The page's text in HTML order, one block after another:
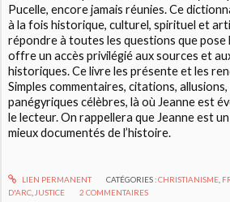
Pucelle, encore jamais réunies. Ce
à la fois historique, culturel, spirituel et
répondre à toutes les questions que pose
offre un accès privilégié aux sources et
historiques. Ce livre les présente et les
Simples commentaires, citations,
panégyriques célèbres, là où Jeanne est
le lecteur. On rappellera que Jeanne est
mieux documentés de l’histoire.
LIEN PERMANENT CATÉGORIES :CHRISTIANISME,
D'ARC,JUSTICE 2 COMMENTAIRES